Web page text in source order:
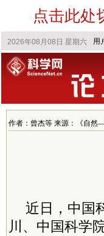
点击此处
作者：曾杰等 来源：《自然
近日，中国
川、中国科学